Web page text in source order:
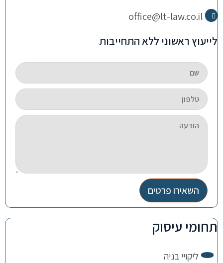
office@lt-law.co.il
לייעוץ ראשוני ללא התחייבות
השאירו פרטים
תחומי עיסוק
ליקויי בניה